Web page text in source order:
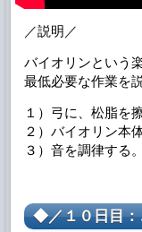
／説明／
バイオリンという
最低必要な作業を
１）弓に、松脂を
２）バイオリン本
３）音を調律する。
◆／１０日目：